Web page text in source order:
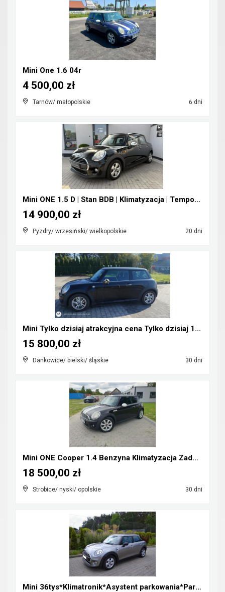
Mini One 1.6 04r
Tarnów/ małopolskie 6 dni
4 500,00 zł
Mini ONE 1.5 D | Stan BDB | Klimatyzacja | Tempoma...
Pyzdry/ wrzesiński/ wielkopolskie 20 dni
14 900,00 zł
Mini Tylko dzisiaj atrakcyjna cena Tylko dzisiaj 1...
Dankowice/ bielski/ śląskie 30 dni
15 800,00 zł
Mini ONE Cooper 1.4 Benzyna Klimatyzacja Zadbany R...
Strobice/ nyski/ opolskie 30 dni
18 500,00 zł
Mini 36tys*Klimatronik*Asystent parkowania*Parki p...